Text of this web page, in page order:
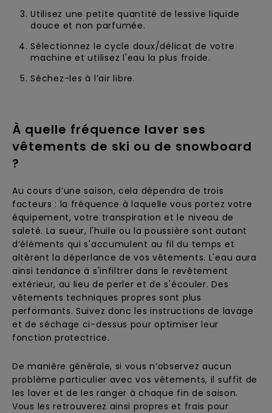
Utilisez une petite quantité de lessive liquide
douce et non parfumée.
Sélectionnez le cycle doux/délicat de votre
machine et utilisez l'eau la plus froide.
Séchez-les à l’air libre.
À quelle fréquence laver ses
vêtements de ski ou de snowboard
?
Au cours d’une saison, cela dépendra de trois
facteurs : la fréquence à laquelle vous portez votre
équipement, votre transpiration et le niveau de
saleté. La sueur, l'huile ou la poussière sont autant
d’éléments qui s'accumulent au fil du temps et
altèrent la déperlance de vos vêtements. L'eau aura
ainsi tendance à s'infiltrer dans le revêtement
extérieur, au lieu de perler et de s'écouler. Des
vêtements techniques propres sont plus
performants. Suivez donc les instructions de lavage
et de séchage ci-dessus pour optimiser leur
fonction protectrice.
De manière générale, si vous n’observez aucun
problème particulier avec vos vêtements, il suffit de
les laver et de les ranger à chaque fin de saison.
Vous les retrouverez ainsi propres et frais pour